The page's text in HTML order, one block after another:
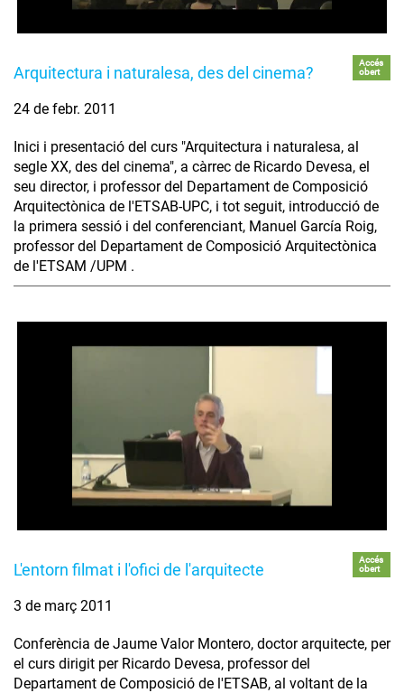
Arquitectura i naturalesa, des del cinema?
Accés
obert
24 de febr. 2011
Inici i presentació del curs "Arquitectura i naturalesa, al
segle XX, des del cinema", a càrrec de Ricardo Devesa, el
seu director, i professor del Departament de Composició
Arquitectònica de l'ETSAB-UPC, i tot seguit, introducció de
la primera sessió i del conferenciant, Manuel García Roig,
professor del Departament de Composició Arquitectònica
de l'ETSAM /UPM .
L'entorn filmat i l'ofici de l'arquitecte
Accés
obert
3 de març 2011
Conferència de Jaume Valor Montero, doctor arquitecte, per
el curs dirigit per Ricardo Devesa, professor del
Departament de Composició de l'ETSAB, al voltant de la